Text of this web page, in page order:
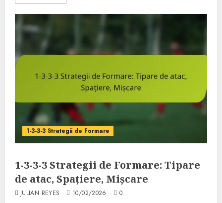
1-3-3-3 Strategii de Formare
1-3-3-3 Strategii de Formare: Tipare
de atac, Spațiere, Mișcare
JULIAN REYES 10/02/2026 0